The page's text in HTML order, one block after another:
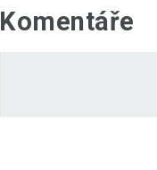
Komentáře